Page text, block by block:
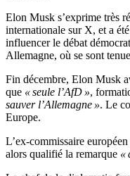
Elon Musk s’exprime très
internationale sur X, et a
influencer le débat
Allemagne, où se sont
Fin décembre, Elon Musk
que « seule l’AfD »,
sauver l’Allemagne ». Le
Europe.
L’ex-commissaire
alors qualifié la remarque «